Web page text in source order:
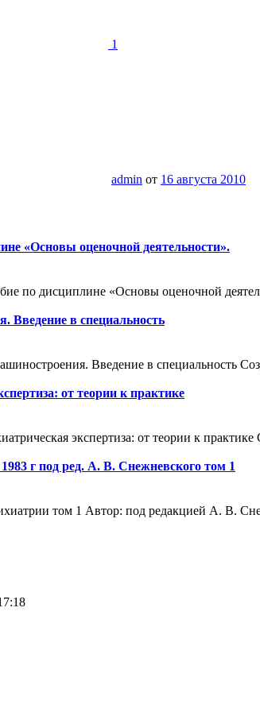
1
admin от 16 августа 2010
«Основы оценочной деятельности».
по дисциплине «Основы оценочной
Введение в специальность
Введение в специальность
от теории к практике
экспертиза: от теории к
г под ред. А. В. Снежневского том 1
том 1 Автор: под редакцией А. В.